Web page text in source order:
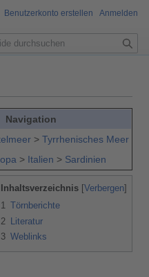
Navigation
> Tyrrhenisches Meer
> Italien > Sardinien
Inhaltsverzeichnis
1 Törnberichte
2
Literatur
3 Weblinks
Benutzerkonto erstellen Anmelden